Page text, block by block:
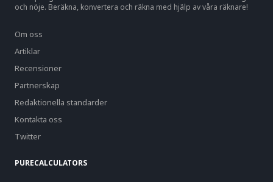
och nöje. Beräkna, konvertera och räkna med hjälp av våra räknare!
Om oss
Artiklar
Recensioner
Partnerskap
Redaktionella standarder
Kontakta oss
Twitter
PURECALCULATORS